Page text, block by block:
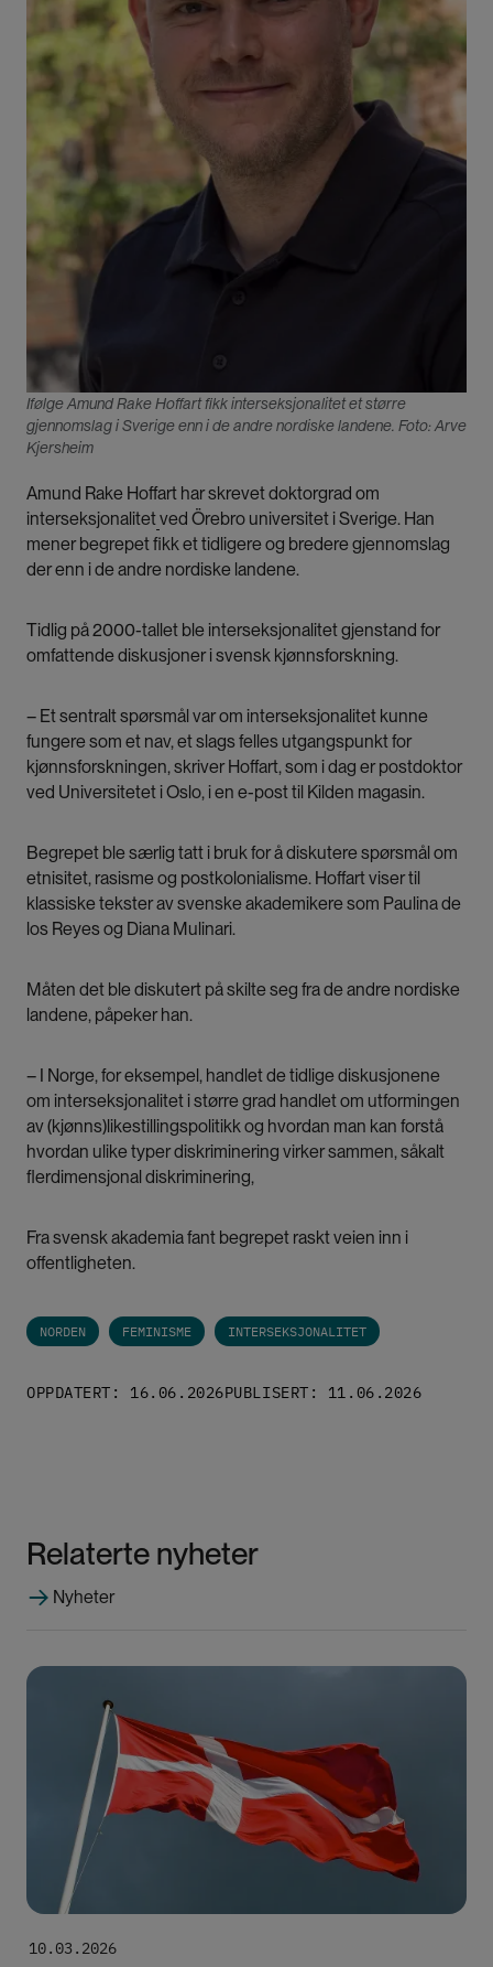
Ifølge Amund Rake Hoffart fikk interseksjonalitet et større
gjennomslag i Sverige enn i de andre nordiske landene. Foto: Arve
Kjersheim
Amund Rake Hoffart har skrevetdoktorgrad om
interseksjonalitetved Örebro universitet i Sverige. Han
mener begrepet fikk et tidligere og bredere gjennomslag
der enn i de andre nordiske landene.
Tidlig på 2000-tallet ble interseksjonalitet gjenstand for
omfattende diskusjoner i svensk kjønnsforskning.
– Et sentralt spørsmål var om interseksjonalitet kunne
fungere som et nav, et slags felles utgangspunkt for
kjønnsforskningen, skriver Hoffart, som i dag er postdoktor
ved Universitetet i Oslo, i en e-post til Kilden magasin.
Begrepet ble særlig tatt i bruk for å diskutere spørsmål om
etnisitet, rasisme og postkolonialisme. Hoffart viser til
klassiske tekster av svenske akademikere som Paulina de
los Reyes og Diana Mulinari.
Måten det ble diskutert på skilte seg fra de andre nordiske
landene, påpeker han.
– I Norge, for eksempel, handlet de tidlige diskusjonene
om interseksjonalitet i større grad handlet om utformingen
av (kjønns)likestillingspolitikk og hvordan man kan forstå
hvordan ulike typer diskriminering virker sammen, såkalt
flerdimensjonal diskriminering,
Fra svensk akademia fant begrepet raskt veien inn i
offentligheten.
NORDEN FEMINISME INTERSEKSJONALITET
OPPDATERT: 16.06.2026PUBLISERT: 11.06.2026
Relaterte nyheter
Nyheter
10.03.2026
Bilde